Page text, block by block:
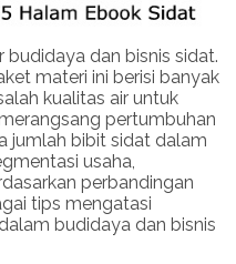
budidaya dan bisnis sidat.
materi ini berisi banyak
kualitas air untuk
pertumbuhan
jumlah bibit sidat dalam
usaha,
perbandingan
tips mengatasi
budidaya dan bisnis